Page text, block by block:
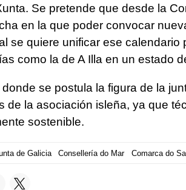
Se pretende que desde la
en la que poder convocar
se quiere unificar ese calendario
como la de A Illa en un estado
se postula la figura de la
de la asociación isleña, ya que
sostenible.
de Galicia Consellería do Mar Comarca do